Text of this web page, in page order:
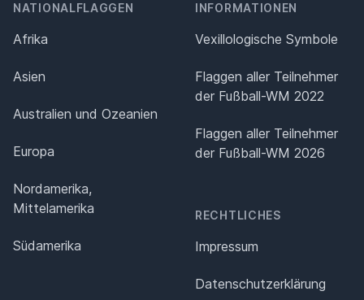
NATIONALFLAGGEN
Afrika
Asien
Australien und Ozeanien
Europa
Nordamerika,
Mittelamerika
Südamerika
INFORMATIONEN
Vexillologische Symbole
Flaggen aller Teilnehmer
der Fußball-WM 2022
Flaggen aller Teilnehmer
der Fußball-WM 2026
RECHTLICHES
Impressum
Datenschutz­erklärung